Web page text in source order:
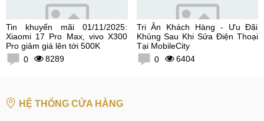
Tin khuyến mãi 01/11/2025:
Xiaomi 17 Pro Max, vivo X300
Pro giảm giá lên tới 500K
0
8289
Tri Ân Khách Hàng - Ưu Đãi
Khủng Sau Khi Sửa Điện Thoại
Tại MobileCity
0
6404
HỆ THỐNG CỬA HÀNG